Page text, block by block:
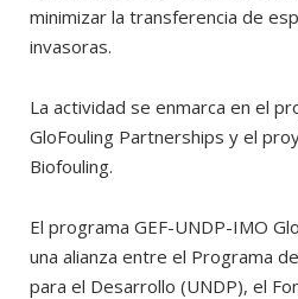
minimizar la transferencia de
invasoras.
La actividad se enmarca en el
GloFouling Partnerships y el
Biofouling.
El programa GEF-UNDP-IMO
una alianza entre el Programa
para el Desarrollo (UNDP), el